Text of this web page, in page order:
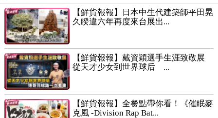
【鮮貨報報】日本中生代建築師平田晃
久睽違六年再度來台展出...
【鮮貨報報】戴資穎選手生涯致敬展
從天才少女到世界球后 ...
【鮮貨報報】全餐點帶你看！《催眠麥
克風 -Division Rap Bat...